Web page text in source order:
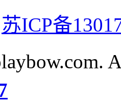
苏ICP备